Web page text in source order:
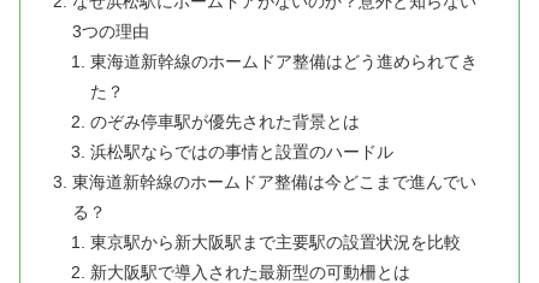
3つの理由
東海道新幹線のホームドア整備はどう進められてき
た？
のぞみ停車駅が優先された背景とは
浜松駅ならではの事情と設置のハードル
東海道新幹線のホームドア整備は今どこまで進んでい
る？
東京駅から新大阪駅まで主要駅の設置状況を比較
新大阪駅で導入された最新型の可動柵とは